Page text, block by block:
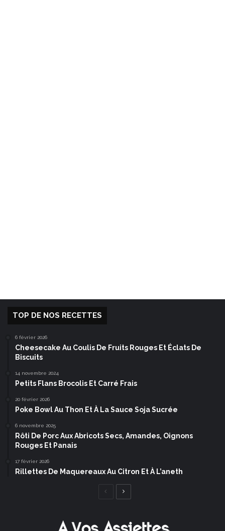
TOP DE NOS RECETTES
6 février 2026
Cheesecake Au Coulis De Fruits Rouges Et Éclats De
Biscuits
14 novembre 2024
Petits Flans Brocolis Et Carré Frais
20 février 2026
Poke Bowl Au Thon Et À La Sauce Soja Sucrée
6 novembre 2025
Rôti De Porc Aux Abricots Secs, Amandes, Oignons
Rouges Et Panais
17 février 2026
Rillettes De Maquereaux Au Citron Et À L’aneth
Page